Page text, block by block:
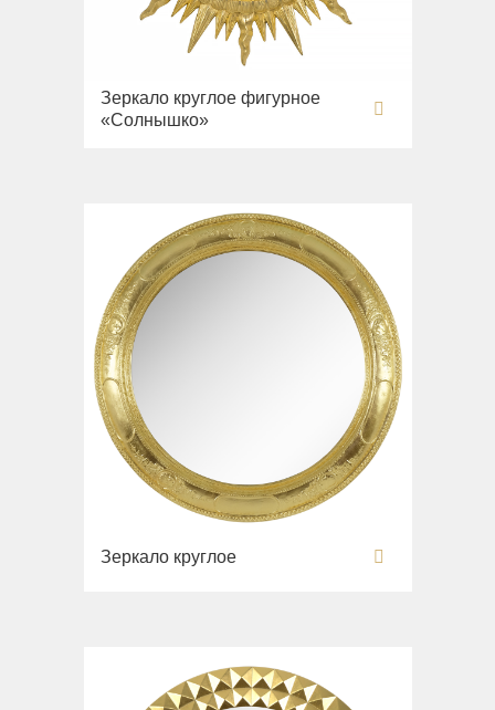
Зеркало круглое фигурное
«Солнышко»
Зеркало круглое